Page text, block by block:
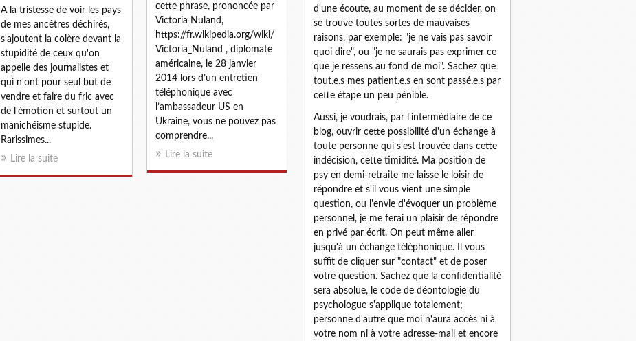
A la tristesse de voir les pays
de mes ancêtres déchirés,
s'ajoutent la colère devant la
stupidité de ceux qu'on
appelle des journalistes et
qui n'ont pour seul but de
vendre et faire du fric avec
de l'émotion et surtout un
manichéisme stupide.
Rarissimes...
Lire la suite
cette phrase, prononcée par
Victoria Nuland,
https://fr.wikipedia.org/wiki/
Victoria_Nuland , diplomate
américaine, le 28 janvier
2014 lors d’un entretien
téléphonique avec
l’ambassadeur US en
Ukraine, vous ne pouvez pas
comprendre...
Lire la suite
d'une écoute, au moment de se décider, on
se trouve toutes sortes de mauvaises
raisons, par exemple: "je ne vais pas savoir
quoi dire", ou "je ne saurais pas exprimer ce
que je ressens au fond de moi". Sachez que
tout.e.s mes patient.e.s en sont passé.e.s par
cette étape un peu pénible.
Aussi, je voudrais, par l'intermédiaire de ce
blog, ouvrir cette possibilité d'un échange à
toute personne qui s'est trouvée dans cette
indécision, cette timidité. Ma position de
psy en demi-retraite me laisse le loisir de
répondre et s'il vous vient une simple
question, ou l'envie d'évoquer un problème
personnel, je me ferai un plaisir de répondre
en privé par écrit. On peut même aller
jusqu'à un échange téléphonique. Il vous
suffit de cliquer sur "contact" et de poser
votre question. Sachez que la confidentialité
sera absolue, le code de déontologie du
psychologue s'applique totalement;
personne d'autre que moi n'aura accès ni à
votre nom ni à votre adresse-mail et encore